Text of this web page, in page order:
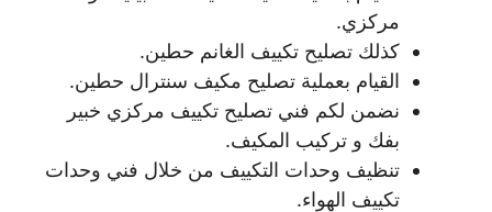
مركزي.
كذلك تصليح تكييف الغانم حطين.
القيام بعملية تصليح مكيف سنترال حطين.
نضمن لكم فني تصليح تكييف مركزي خبير
بفك و تركيب المكيف.
تنظيف وحدات التكييف من خلال فني وحدات
تكييف الهواء.